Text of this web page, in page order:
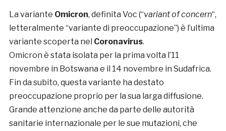
La variante Omicron, definita Voc (“variant of concern“,
letteralmente “variante di preoccupazione”) è l’ultima
variante scoperta nel Coronavirus.
Omicron è stata isolata per la prima volta l’11
novembre in Botswana e il 14 novembre in Sudafrica.
Fin da subito, questa variante ha destato
preoccupazione proprio per la sua larga diffusione.
Grande attenzione anche da parte delle autorità
sanitarie internazionale per le sue mutazioni, che